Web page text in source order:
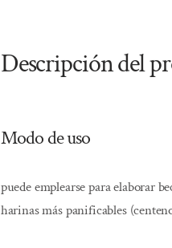
Descripción del
Modo de uso
puede emplearse para elaborar
harinas más panificables